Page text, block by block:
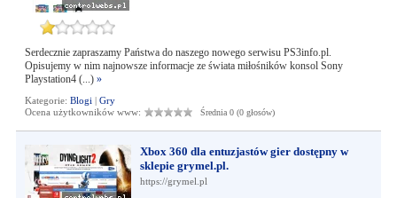
Serdecznie zapraszamy Państwa do naszego nowego serwisu PS3info.pl.
Opisujemy w nim najnowsze informacje ze świata miłośników konsol Sony
Playstation4 (...) »
Kategorie: Blogi | Gry
Ocena użytkowników www:
Średnia 0 (0 głosów)
Xbox 360 dla entuzjastów gier dostępny w
sklepie grymel.pl.
https://grymel.pl